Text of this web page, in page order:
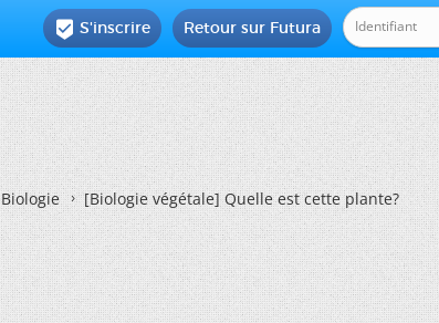
Retour sur Futura
 S'inscrire
Biologie [Biologie végétale]Quelle est cette plante?